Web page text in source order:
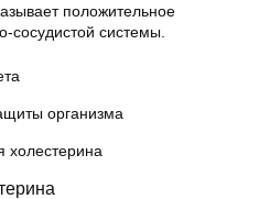
положительное
сосудистой системы.
организма
холестерина